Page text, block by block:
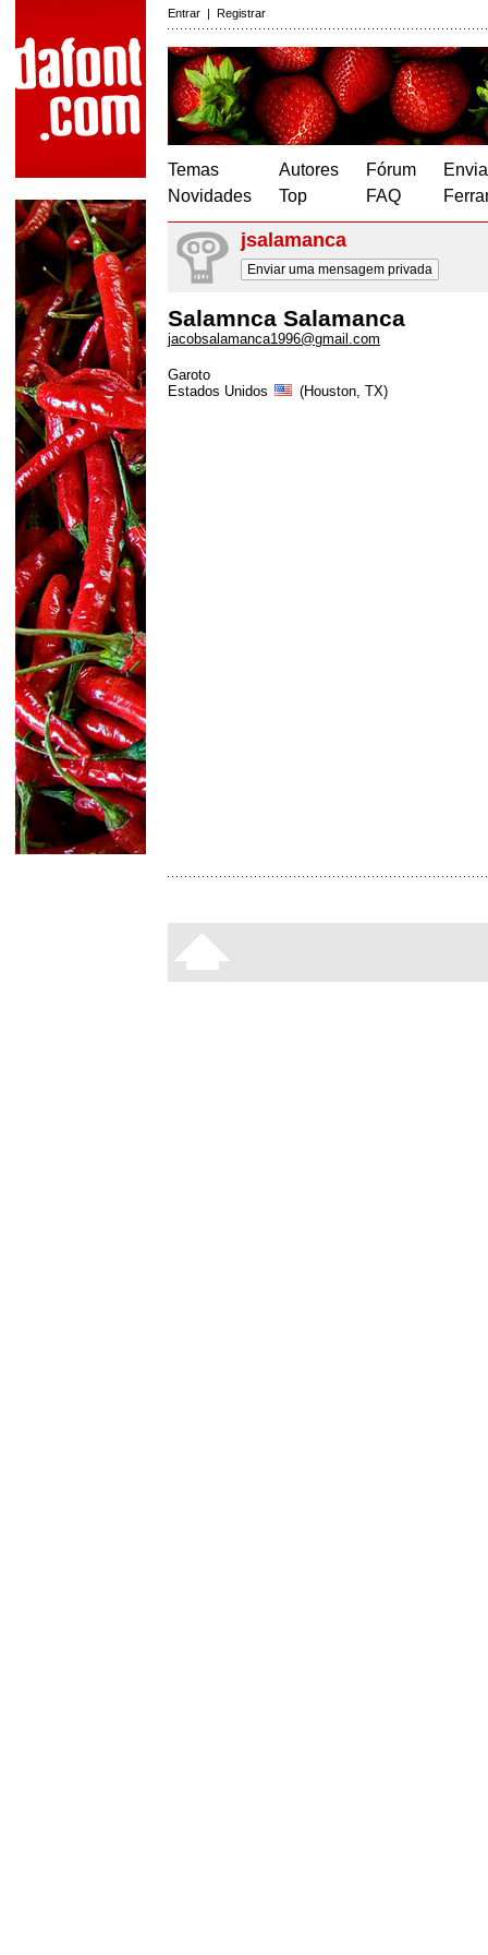
Entrar | Registrar
Temas
Novidades
Autores
Top
Fórum
FAQ
jsalamanca
Enviar uma mensagem privada
Salamnca Salamanca
jacobsalamanca1996@gmail.com
Garoto
Estados Unidos
(Houston, TX)